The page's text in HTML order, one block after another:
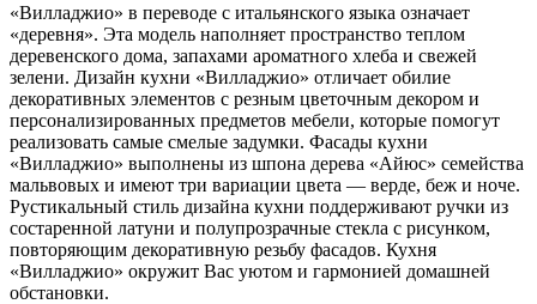
«Вилладжио» в переводе с итальянского языка означает
«деревня». Эта модель наполняет пространство теплом
деревенского дома, запахами ароматного хлеба и свежей
зелени. Дизайн кухни «Вилладжио» отличает обилие
декоративных элементов с резным цветочным декором и
персонализированных предметов мебели, которые помогут
реализовать самые смелые задумки. Фасады кухни
«Вилладжио» выполнены из шпона дерева «Айюс» семейства
мальвовых и имеют три вариации цвета — верде, беж и ноче.
Рустикальный стиль дизайна кухни поддерживают ручки из
состаренной латуни и полупрозрачные стекла с рисунком,
повторяющим декоративную резьбу фасадов. Кухня
«Вилладжио» окружит Вас уютом и гармонией домашней
обстановки.